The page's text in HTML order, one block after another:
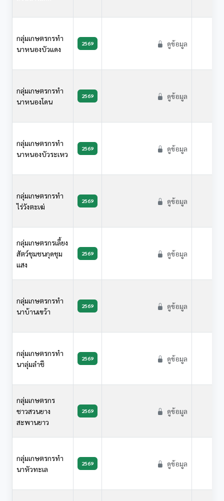
กลุ่มเกษตรกรทำ
นาหนองบัวแดง
2569 ดูข้อมูล
กลุ่มเกษตรกรทำ
นาหนองโดน
2569 ดูข้อมูล
กลุ่มเกษตรกรทำ
นาหนองบัวระเหว
2569 ดูข้อมูล
กลุ่มเกษตรกรทำ
ไร่วังตะเฆ่
2569 ดูข้อมูล
กลุ่มเกษตรกรเลี้ยง
สัตว์ชุมชนกุดชุม
แสง
2569 ดูข้อมูล
กลุ่มเกษตรกรทำ
นาบ้านเขว้า
2569 ดูข้อมูล
กลุ่มเกษตรกรทำ
นาลุ่มลำชี
2569 ดูข้อมูล
กลุ่มเกษตรกร
ชาวสวนยาง
สะพานยาว
2569 ดูข้อมูล
กลุ่มเกษตรกรทำ
นาหัวทะเล
2569 ดูข้อมูล